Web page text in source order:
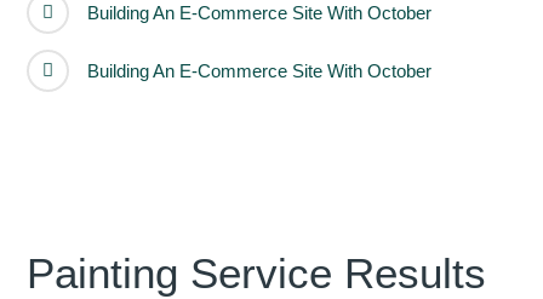
Building An E-Commerce Site With October
Building An E-Commerce Site With October
Painting Service Results